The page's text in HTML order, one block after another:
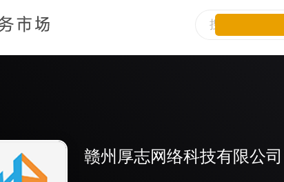
赣州厚志网络科技有限公司